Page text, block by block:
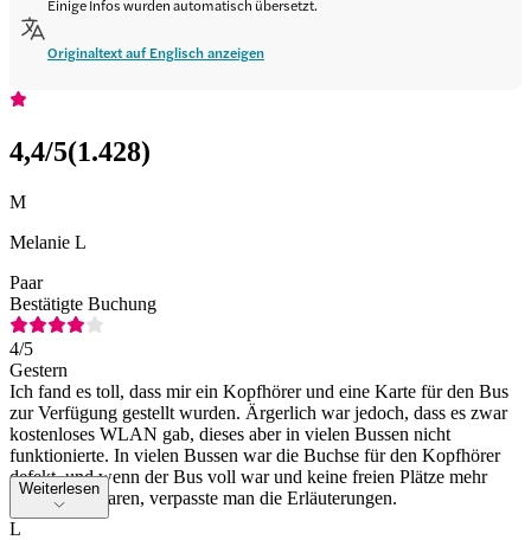
Einige Infos wurden automatisch übersetzt.
Originaltext auf Englisch anzeigen
4,4/5(1.428)
M
Melanie L
Paar
Bestätigte Buchung
4/5
Gestern
Ich fand es toll, dass mir ein Kopfhörer und eine Karte für den Bus
zur Verfügung gestellt wurden. Ärgerlich war jedoch, dass es zwar
kostenloses WLAN gab, dieses aber in vielen Bussen nicht
funktionierte. In vielen Bussen war die Buchse für den Kopfhörer
defekt, und wenn der Bus voll war und keine freien Plätze mehr
vorhanden waren, verpasste man die Erläuterungen.
Weiterlesen
L